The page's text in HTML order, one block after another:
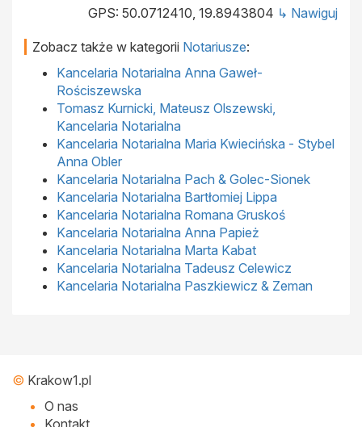
GPS: 50.0712410, 19.8943804 ↳ Nawiguj
Zobacz także w kategorii Notariusze:
Kancelaria Notarialna Anna Gaweł-
Rościszewska
Tomasz Kurnicki, Mateusz Olszewski,
Kancelaria Notarialna
Kancelaria Notarialna Maria Kwiecińska - Stybel
Anna Obler
Kancelaria Notarialna Pach & Golec-Sionek
Kancelaria Notarialna Bartłomiej Lippa
Kancelaria Notarialna Romana Gruskoś
Kancelaria Notarialna Anna Papież
Kancelaria Notarialna Marta Kabat
Kancelaria Notarialna Tadeusz Celewicz
Kancelaria Notarialna Paszkiewicz & Zeman
© Krakow1.pl
O nas
Kontakt